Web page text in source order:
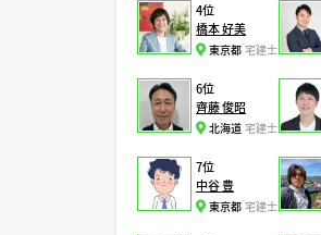
4位
橋本 好美
宅建士
東京都
6位
齊藤 俊昭
宅建士
北海道
7位
中谷 豊
宅建士
東京都